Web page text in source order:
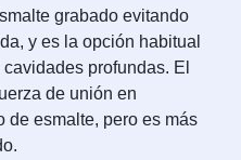
grabado evitando
y es la opción habitual
profundas. El
de unión en
de esmalte, pero es más